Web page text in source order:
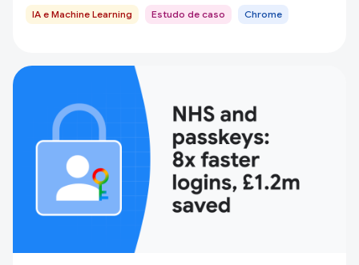
IA e Machine Learning Estudo de caso Chrome